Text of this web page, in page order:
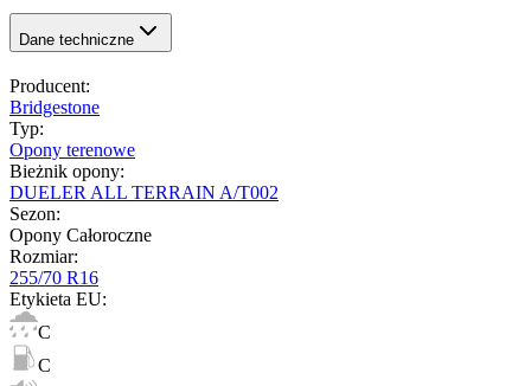
Dane techniczne
Producent:
Bridgestone
Typ:
Opony terenowe
Bieżnik opony:
DUELER ALL TERRAIN A/T002
Sezon:
Opony Całoroczne
Rozmiar:
255/70 R16
Etykieta EU:
C
C